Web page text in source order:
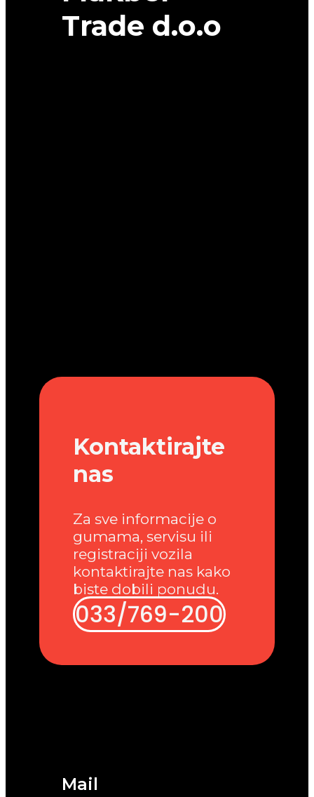
Trade d.o.o
Mail
Kontaktirajte
nas
Za sve informacije o
gumama, servisu ili
registraciji vozila
kontaktirajte nas kako
biste dobili ponudu.
033/769-200